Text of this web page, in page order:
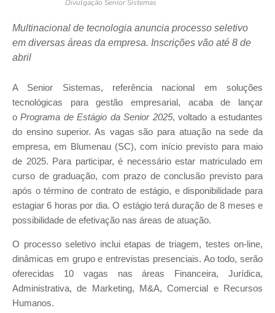
Divulgação Senior Sistemas
Multinacional de tecnologia anuncia processo seletivo
em diversas áreas da empresa. Inscrições vão até 8 de
abril
A Senior Sistemas, referência nacional em soluções
tecnológicas para gestão empresarial, acaba de lançar
oPrograma de Estágio da Senior 2025, voltado a estudantes
do ensino superior. As vagas são para atuação na sede da
empresa, em Blumenau (SC), com início previsto para maio
de 2025. Para participar, é necessário estar matriculado em
curso de graduação, com prazo de conclusão previsto para
após o término de contrato de estágio, e disponibilidade para
estagiar 6 horas por dia. O estágio terá duração de 8 meses e
possibilidade de efetivação nas áreas de atuação.
O processo seletivo inclui etapas de triagem, testes on-line,
dinâmicas em grupo e entrevistas presenciais. Ao todo, serão
oferecidas 10 vagas nas áreas Financeira, Jurídica,
Administrativa, de Marketing, M&A, Comercial e Recursos
Humanos.